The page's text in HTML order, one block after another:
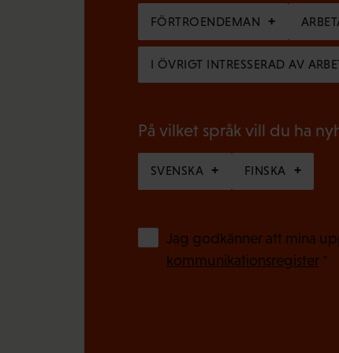
t
o
r
s
k
t
i
g
a
o
r
i
t
FÖRTROENDEMAN
I ÖVRIGT INTRESSERAD AV
På vilket språk vill du ha
SVENSKA FINSKA
Jag godkänner att mina
kommunikationsregister*